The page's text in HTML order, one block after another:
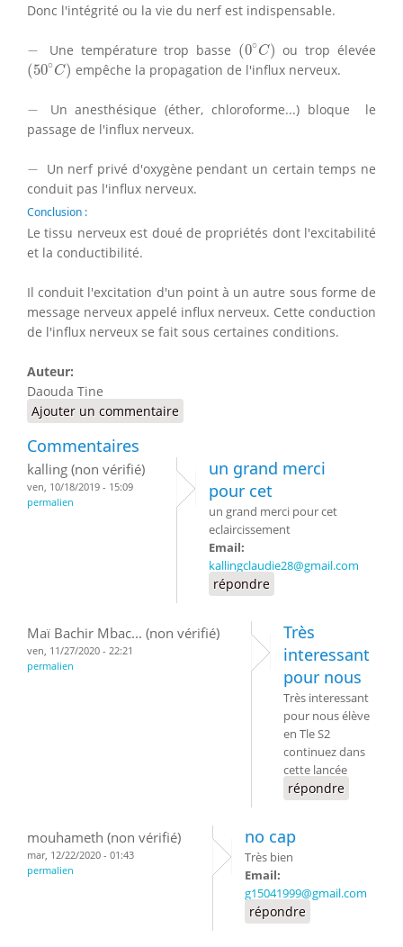
Donc l'intégrité ou la vie du nerf est indispensable.
− Une température trop basse (0∘C)
(0∘C) ou trop élevée
(50∘C)
(50∘C)empêche la propagation de l'influx nerveux.
−
Un anesthésique (éther, chloroforme...) bloque le
passage de l'influx nerveux.
− Un nerf privé d'oxygène pendant un certain temps ne
conduit pas l'influx nerveux.
Conclusion :
Le tissu nerveux est doué de propriétés dont l'excitabilité
et la conductibilité.
Il conduit l'excitation d'un point à un autre sous forme de
message nerveux appelé influx nerveux. Cette conduction
de l'influx nerveux se fait sous certaines conditions.
Auteur:
Daouda Tine
Ajouter un commentaire
Commentaires
kalling (non vérifié)
ven, 10/18/2019 - 15:09
permalien
un grand merci
pour cet
un grand merci pour cet
eclaircissement
Email:
kallingclaudie28@gmail.com
répondre
Maï Bachir Mbac... (non vérifié)
ven, 11/27/2020 - 22:21
permalien
Très
interessant
pour nous
Très interessant
pour nous élève
en Tle S2
continuez dans
cette lancée
répondre
mouhameth (non vérifié)
mar, 12/22/2020 - 01:43
permalien
no cap
Très bien
Email:
g15041999@gmail.com
répondre